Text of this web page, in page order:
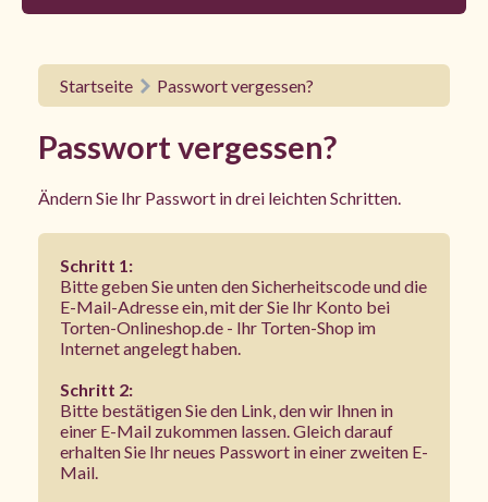
Startseite Passwort vergessen?
Passwort vergessen?
Ändern Sie Ihr Passwort in drei leichten Schritten.
Schritt 1:
Bitte geben Sie unten den Sicherheitscode und die
E-Mail-Adresse ein, mit der Sie Ihr Konto bei
Torten-Onlineshop.de - Ihr Torten-Shop im
Internet angelegt haben.
Schritt 2:
Bitte bestätigen Sie den Link, den wir Ihnen in
einer E-Mail zukommen lassen. Gleich darauf
erhalten Sie Ihr neues Passwort in einer zweiten E-
Mail.